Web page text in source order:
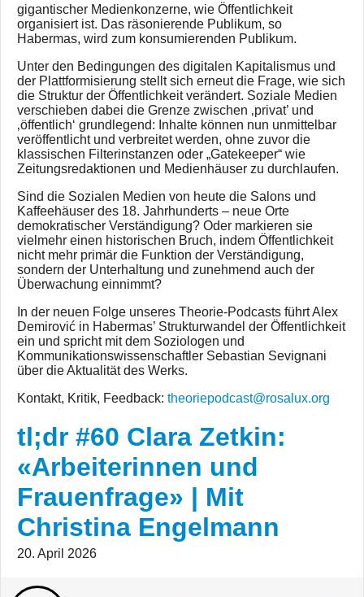
gigantischer Medienkonzerne, wie Öffentlichkeit
organisiert ist. Das räsonierende Publikum, so
Habermas, wird zum konsumierenden Publikum.
Unter den Bedingungen des digitalen Kapitalismus und
der Plattformisierung stellt sich erneut die Frage, wie sich
die Struktur der Öffentlichkeit verändert. Soziale Medien
verschieben dabei die Grenze zwischen ‚privat’ und
‚öffentlich‘ grundlegend: Inhalte können nun unmittelbar
veröffentlicht und verbreitet werden, ohne zuvor die
klassischen Filterinstanzen oder „Gatekeeper“ wie
Zeitungsredaktionen und Medienhäuser zu durchlaufen.
Sind die Sozialen Medien von heute die Salons und
Kaffeehäuser des 18. Jahrhunderts – neue Orte
demokratischer Verständigung? Oder markieren sie
vielmehr einen historischen Bruch, indem Öffentlichkeit
nicht mehr primär die Funktion der Verständigung,
sondern der Unterhaltung und zunehmend auch der
Überwachung einnimmt?
In der neuen Folge unseres Theorie-Podcasts führt Alex
Demirović in Habermas’ Strukturwandel der Öffentlichkeit
ein und spricht mit dem Soziologen und
Kommunikationswissenschaftler Sebastian Sevignani
über die Aktualität des Werks.
Kontakt, Kritik, Feedback: theoriepodcast@rosalux.org
tl;dr #60 Clara Zetkin:
«Arbeiterinnen und
Frauenfrage» | Mit
Christina Engelmann
20. April 2026